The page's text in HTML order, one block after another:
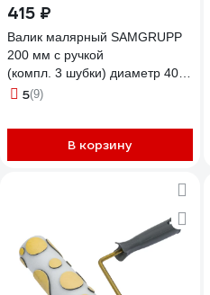
415 ₽
Валик малярный SAMGRUPP
200 мм с ручкой
(компл. 3 шубки) диаметр 40
мм, бюгель 8 мм, ворс 12
009000200K3
5(9)
В корзину